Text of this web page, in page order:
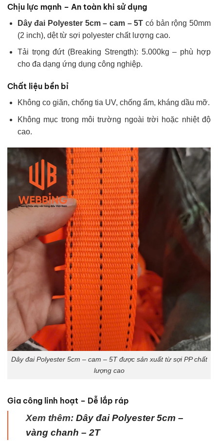
Chịu lực mạnh – An toàn khi sử dụng
Dây đai Polyester 5cm – cam – 5Tcó bản rộng 50mm
(2 inch), dệt từ sợi polyester chất lượng cao.
Tải trọng đứt (Breaking Strength): 5.000kg – phù hợp
cho đa dạng ứng dụng công nghiệp.
Chất liệu bền bỉ
Không co giãn, chống tia UV, chống ẩm, kháng dầu mỡ.
Không mục trong môi trường ngoài trời hoặc nhiệt độ
cao.
Dây đai Polyester 5cm – cam – 5T được sản xuất từ sợi PP chất
lượng cao
Gia công linh hoạt – Dễ lắp ráp
Xem thêm: Dây đai Polyester 5cm –
vàng chanh – 2T